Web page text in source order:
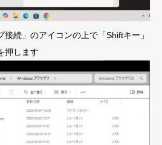
続」のアイコンの上で「Shiftキー」
押します